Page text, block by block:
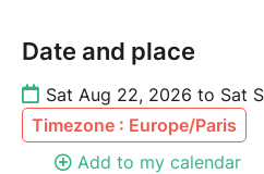
Date and place
Sat Aug 22, 2026 to Sat
Timezone : Europe/Paris
Add to my calendar